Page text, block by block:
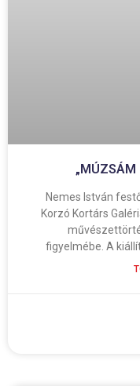
„MÚZSÁM
Nemes István
Korzó Kortárs
figyelmébe. A